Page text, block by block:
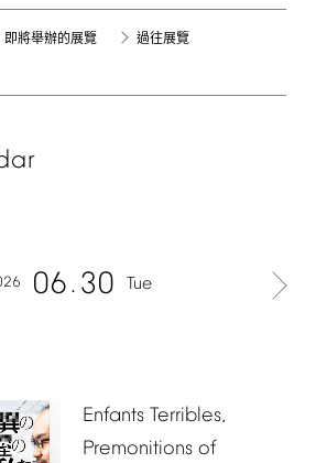
即將舉辦的展覽 過往展覽
06 30 Tue
Enfants Terribles,
Premonitions of